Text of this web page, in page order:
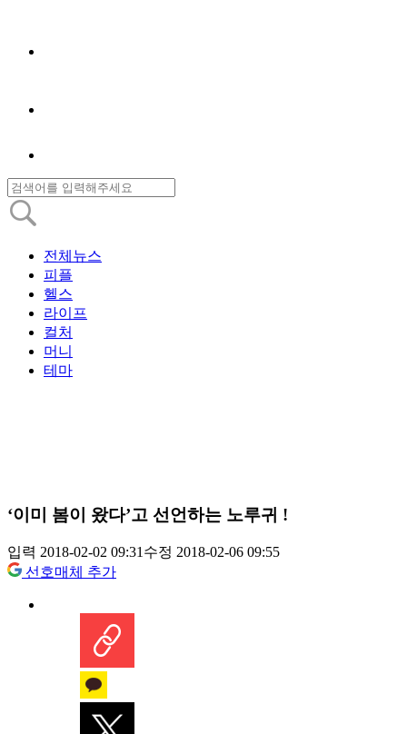
전체뉴스
피플
헬스
라이프
컬처
머니
테마
‘이미 봄이 왔다’고 선언하는 노루귀 !
입력 2018-02-02 09:31수정 2018-02-06 09:55
선호매체 추가